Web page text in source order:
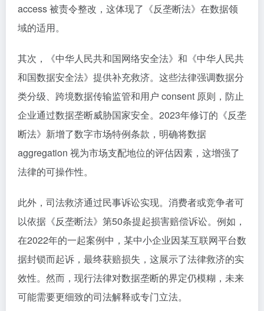
access 被责令整改，这体现了《反垄断法》在数据领
域的适用。
其次，《中华人民共和国网络安全法》和《中华人民共
和国数据安全法》提供补充救济。这些法律强调数据分
类分级、跨境数据传输监管和用户 consent 原则，防止
企业通过数据垄断威胁国家安全。2023年修订的《反垄
断法》新增了数字市场特例条款，明确将数据
aggregation 视为市场支配地位的评估因素，这增强了
法律的可操作性。
此外，司法救济通过民事诉讼实现。消费者或竞争者可
以依据《反垄断法》第50条提起损害赔偿诉讼。例如，
在2022年的一起案例中，某中小企业因某互联网平台数
据封锁而起诉，最终获赔损失，这展示了法律救济的实
效性。然而，现行法律对数据垄断的界定仍模糊，未来
可能需要更细致的司法解释或专门立法。